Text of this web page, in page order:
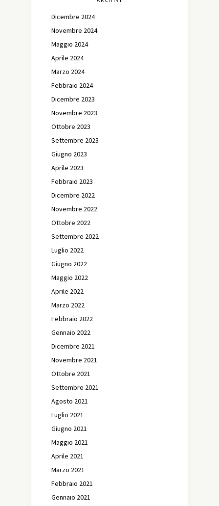
Dicembre 2024
Novembre 2024
Maggio 2024
Aprile 2024
Marzo 2024
Febbraio 2024
Dicembre 2023
Novembre 2023
Ottobre 2023
Settembre 2023
Giugno 2023
Aprile 2023
Febbraio 2023
Dicembre 2022
Novembre 2022
Ottobre 2022
Settembre 2022
Luglio 2022
Giugno 2022
Maggio 2022
Aprile 2022
Marzo 2022
Febbraio 2022
Gennaio 2022
Dicembre 2021
Novembre 2021
Ottobre 2021
Settembre 2021
Agosto 2021
Luglio 2021
Giugno 2021
Maggio 2021
Aprile 2021
Marzo 2021
Febbraio 2021
Gennaio 2021